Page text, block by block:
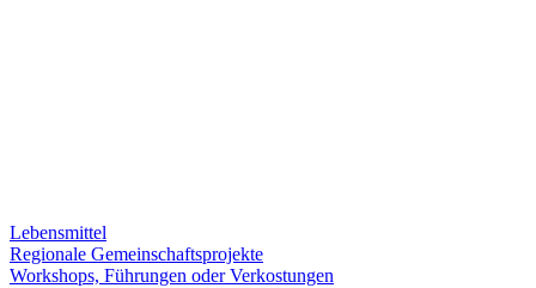
Lebensmittel
Regionale Gemeinschaftsprojekte
Workshops, Führungen oder Verkostungen